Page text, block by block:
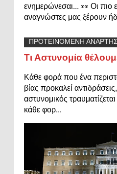
ενημερώνεσαι... 👀 Οι πιο
αναγνώστες μας ξέρουν
ΠΡΟΤΕΙΝΟΜΕΝΗ
Τι Αστυνομία
Κάθε φορά που ένα
βίας προκαλεί
αστυνομικός
κάθε φορ...